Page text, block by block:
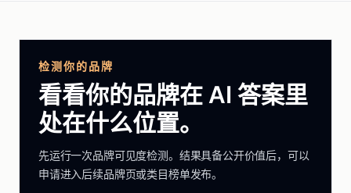
检测你的品牌
看看你的品牌在 AI 答案里
处在什么位置。
先运行一次品牌可见度检测。结果具备公开价值后，可以
申请进入后续品牌页或类目榜单发布。